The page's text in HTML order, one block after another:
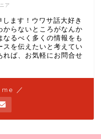
ア
ます！ウワサ話大好き
からないところがなんか
なるべく多くの情報をも
スを伝えたいと考えてい
れば、お気軽にお問合せ
／